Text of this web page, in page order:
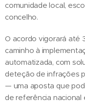
comunidade local,
concelho.
O acordo vigorará até
caminho à
automatizada, com
deteção de infrações
— uma aposta que
de referência nacional